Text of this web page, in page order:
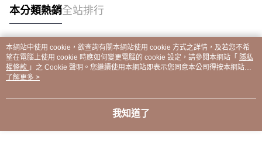
本分類熱銷全站排行
熱門標籤
本網站中使用 cookie，欲查詢有關本網站使用 cookie 方式之詳情，及若您不希
望在電腦上使用 cookie 時應如何變更電腦的 cookie 設定，請參閱本網站「 隱私
權條款 」之 Cookie 聲明。您繼續使用本網站即表示您同意本公司得按本網站使
用條款之 Cookie 聲明使用 cookie。
了解更多 >
我知道了